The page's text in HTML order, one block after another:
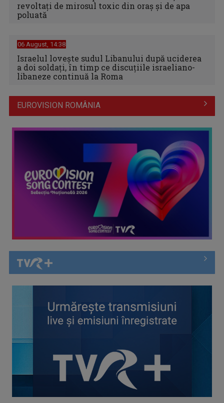
revoltați de mirosul toxic din oraș și de apa
poluată
06 August, 14:38
Israelul loveşte sudul Libanului după uciderea
a doi soldaţi, în timp ce discuţiile israeliano-
libaneze continuă la Roma
EUROVISION ROMÂNIA